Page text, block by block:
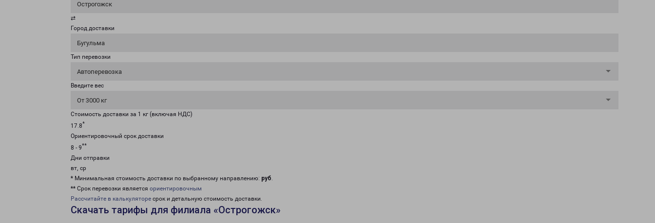
Острогожск
⇄
Город доставки
Бугульма
Тип перевозки
Автоперевозка
Введите вес
От 3000 кг
Стоимость доставки за 1 кг (включая НДС)
17.8*
Ориентировочный срок доставки
8 - 9**
Дни отправки
вт, ср
* Минимальная стоимость доставки по выбранному направлению: руб.
** Срок перевозки является ориентировочным
Рассчитайте в калькуляторе срок и детальную стоимость доставки.
Скачать тарифы для филиала «Острогожск»